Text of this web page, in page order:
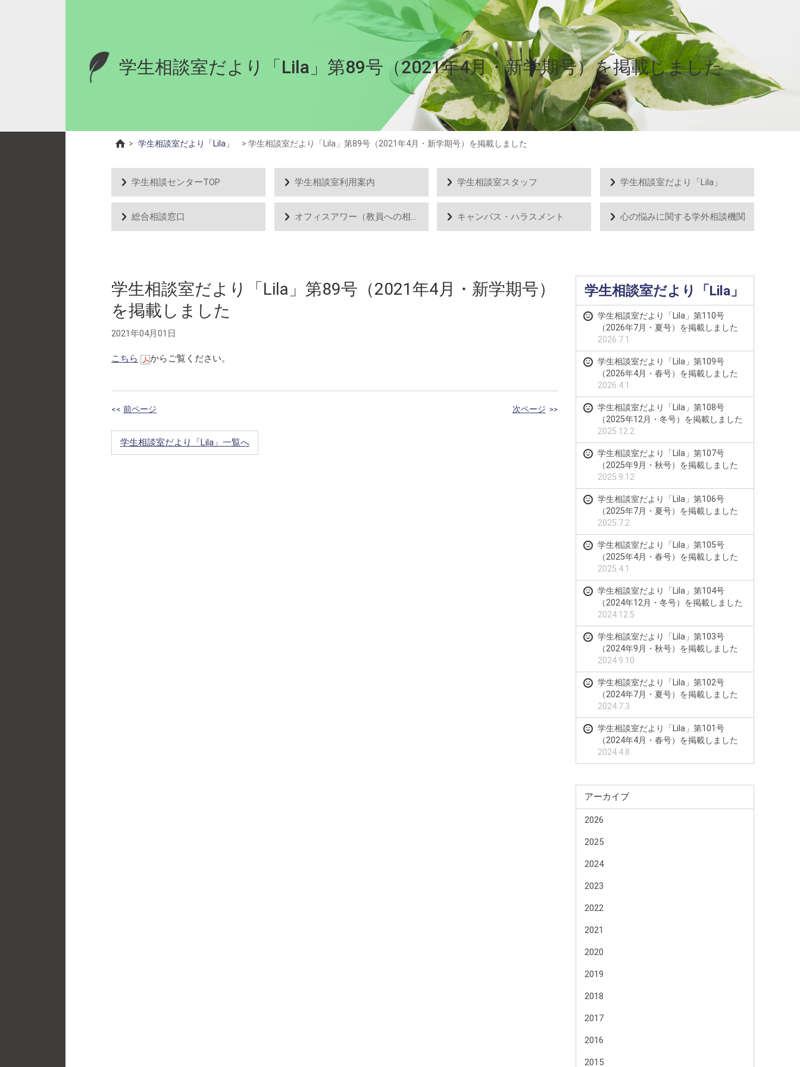
学生相談室だより「Lila」第89号（2021年4月・新学期号）を掲載しました
> 学生相談室だより「Lila」 > 学生相談室だより「Lila」第89号（2021年4月・新学期号）を掲載しました
学生相談センターTOP 学生相談室利用案内 学生相談室スタッフ 学生相談室だより「Lila」
総合相談窓口 オフィスアワー（教員への相談） キャンパス・ハラスメント 心の悩みに関する学外相談機関
学生相談室だより「Lila」第89号（2021年4月・新学期号）
を掲載しました
2021年04月01日
こちら からご覧ください。
<< 前ページ 次ページ >>
学生相談室だより「Lila」一覧へ
学生相談室だより「Lila」
学生相談室だより「Lila」第110号
（2026年7月・夏号）を掲載しました
2026.7.1
学生相談室だより「Lila」第109号
（2026年4月・春号）を掲載しました
2026.4.1
学生相談室だより「Lila」第108号
（2025年12月・冬号）を掲載しました
2025.12.2
学生相談室だより「Lila」第107号
（2025年9月・秋号）を掲載しました
2025.9.12
学生相談室だより「Lila」第106号
（2025年7月・夏号）を掲載しました
2025.7.2
学生相談室だより「Lila」第105号
（2025年4月・春号）を掲載しました
2025.4.1
学生相談室だより「Lila」第104号
（2024年12月・冬号）を掲載しました
2024.12.5
学生相談室だより「Lila」第103号
（2024年9月・秋号）を掲載しました
2024.9.10
学生相談室だより「Lila」第102号
（2024年7月・夏号）を掲載しました
2024.7.3
学生相談室だより「Lila」第101号
（2024年4月・春号）を掲載しました
2024.4.8
アーカイブ
2026
2025
2024
2023
2022
2021
2020
2019
2018
2017
2016
2015